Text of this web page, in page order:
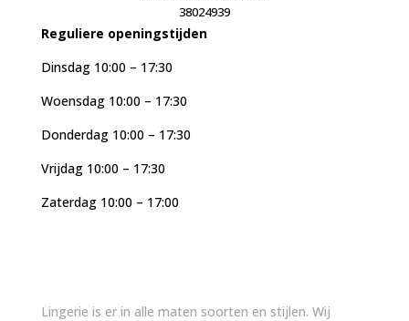
38024939
Reguliere openingstijden
Dinsdag 10:00 – 17:30
Woensdag 10:00 – 17:30
Donderdag 10:00 – 17:30
Vrijdag 10:00 – 17:30
Zaterdag 10:00 – 17:00
Lingerie is er in alle maten soorten en stijlen. Wij